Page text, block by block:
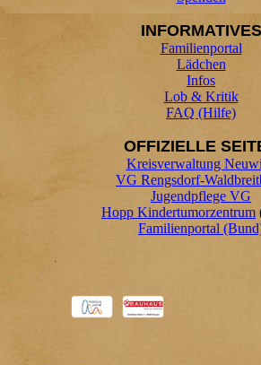
INFORMATIVES
Familienportal
Lädchen
Infos
Lob & Kritik
FAQ (Hilfe)
OFFIZIELLE
Kreisverwaltung
VG Rengsdorf-
Jugendpflege VG
Hopp Kindertumorzentrum
Familienportal